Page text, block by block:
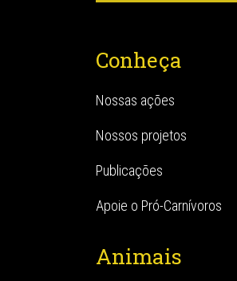
Conheça
Nossas ações
Nossos projetos
Publicações
Apoie o Pró-Carnívoros
Animais